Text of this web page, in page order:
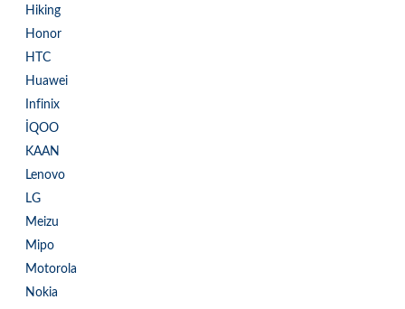
Hiking
Honor
HTC
Huawei
Infinix
İQOO
KAAN
Lenovo
LG
Meizu
Mipo
Motorola
Nokia